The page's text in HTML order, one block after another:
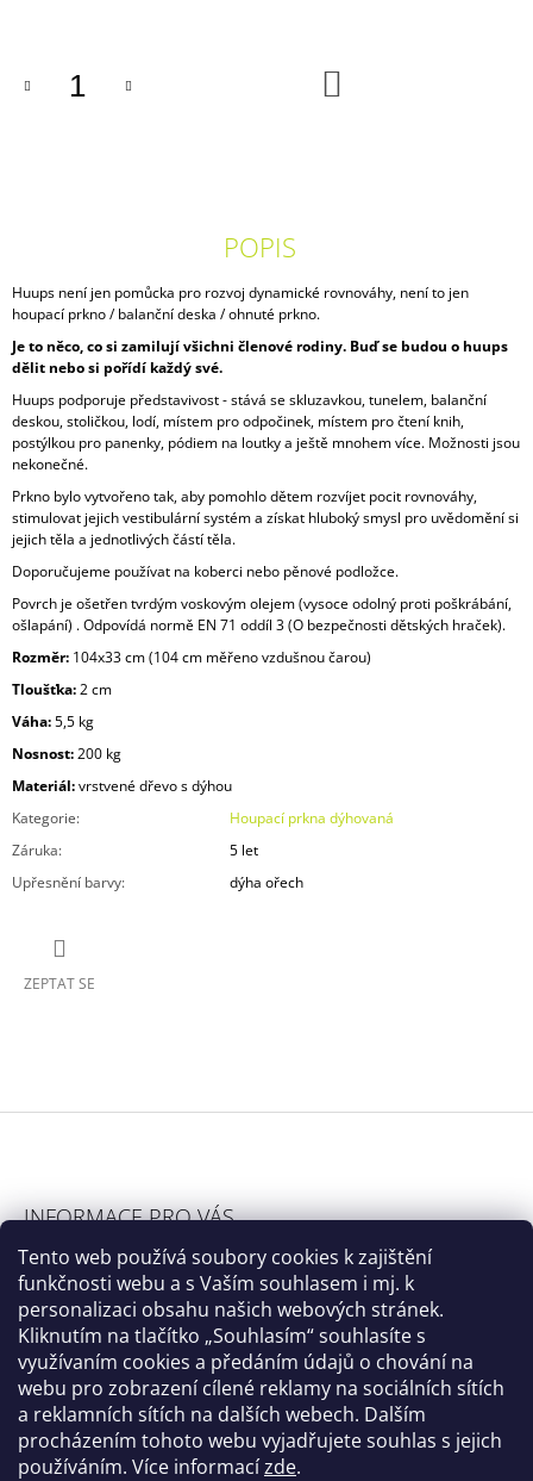
Tento web používá soubory cookies k zajištění
funkčnosti webu a s Vaším souhlasem i mj. k
personalizaci obsahu našich webových stránek.
Kliknutím na tlačítko „Souhlasím“ souhlasíte s
využívaním cookies a předáním údajů o chování na
webu pro zobrazení cílené reklamy na sociálních sítích
a reklamních sítích na dalších webech. Dalším
procházením tohoto webu vyjadřujete souhlas s jejich
používáním. Více informacízde.
POPIS
Huups není jen pomůcka pro rozvoj dynamické rovnováhy, není to jen
houpací prkno / balanční deska / ohnuté prkno.
Je to něco, co si zamilují všichni členové rodiny. Buď se budou o huups
dělit nebo si pořídí každý své.
Huups podporuje představivost - stává se skluzavkou, tunelem, balanční
deskou, stoličkou, lodí, místem pro odpočinek, místem pro čtení knih,
postýlkou pro panenky, pódiem na loutky a ještě mnohem více. Možnosti jsou
nekonečné.
Prkno bylo vytvořeno tak, aby pomohlo dětem rozvíjet pocit rovnováhy,
stimulovat jejich vestibulární systém a získat hluboký smysl pro uvědomění si
jejich těla a jednotlivých částí těla.
Doporučujeme používat na koberci nebo pěnové podložce.
Povrch je ošetřen tvrdým voskovým olejem (vysoce odolný proti poškrábání,
ošlapání) . Odpovídá normě EN 71 oddíl 3 (O bezpečnosti dětských hraček).
Rozměr: 104x33 cm (104 cm měřeno vzdušnou čarou)
Tloušťka:2 cm
Váha:5,5 kg
Nosnost:200 kg
Materiál:vrstvené dřevo s dýhou
Kategorie:
Houpací prkna dýhovaná
Záruka:
5 let
Upřesnění barvy: dýha ořech
ZEPTAT SE
Á
P INFORMACE PRO VÁS
Názor fyzioterapeuta
Bezpečnostní pokyny
Kontakt
Doprava a platba
Obchodní podmínky
Ochrana osobních údajů
Elektronická evidence tržeb